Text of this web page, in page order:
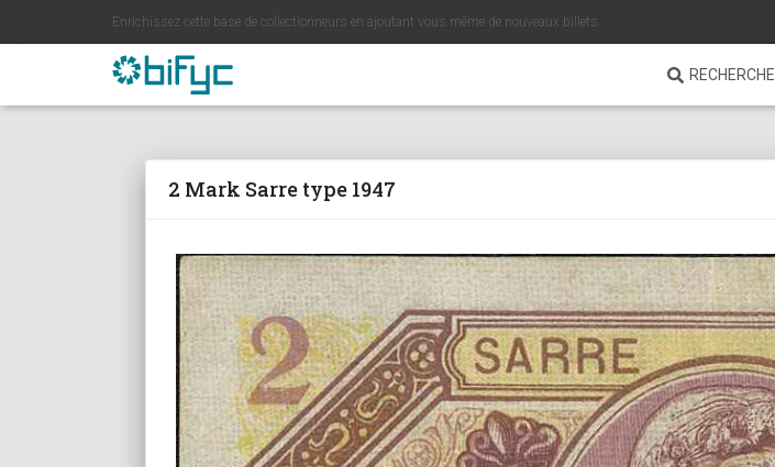
Enrichissez cette base de collectionneurs en ajoutant vous même de nouveaux billets
RECHERCHE
2 Mark Sarre type 1947